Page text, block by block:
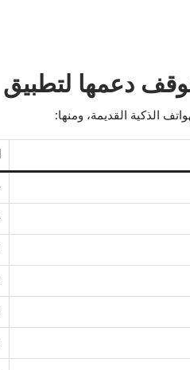
لتطبيق الوتساب
الذكية القديمة، ومنها: